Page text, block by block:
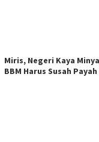
Miris, Negeri Kaya
BBM Harus Susah Payah